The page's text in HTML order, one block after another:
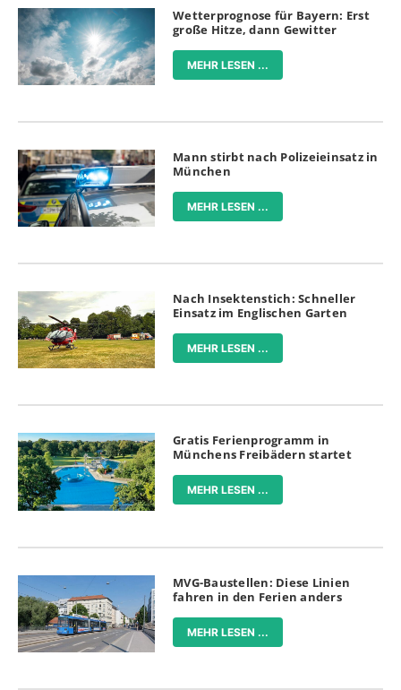
Wetterprognose für Bayern: Erst
große Hitze, dann Gewitter
MEHR LESEN ...
Mann stirbt nach Polizeieinsatz in
München
MEHR LESEN ...
Nach Insektenstich: Schneller
Einsatz im Englischen Garten
MEHR LESEN ...
Gratis Ferienprogramm in
Münchens Freibädern startet
MEHR LESEN ...
MVG-Baustellen: Diese Linien
fahren in den Ferien anders
MEHR LESEN ...